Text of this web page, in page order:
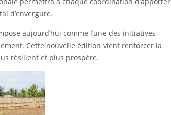
d’envergure.
aujourd’hui comme l’une des initiatives
Cette nouvelle édition vient renforcer la
résilient et plus prospère.